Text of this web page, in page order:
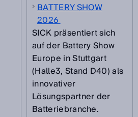
BATTERY SHOW
2026
SICK präsentiert sich
auf der Battery Show
Europe in Stuttgart
(Halle3, Stand D40) als
innovativer
Lösungspartner der
Batteriebranche.